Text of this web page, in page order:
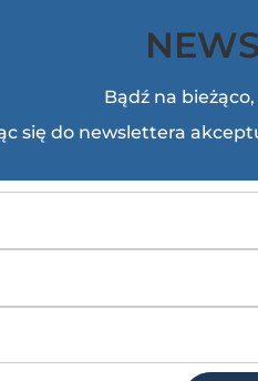
Bądź na
się do newslettera